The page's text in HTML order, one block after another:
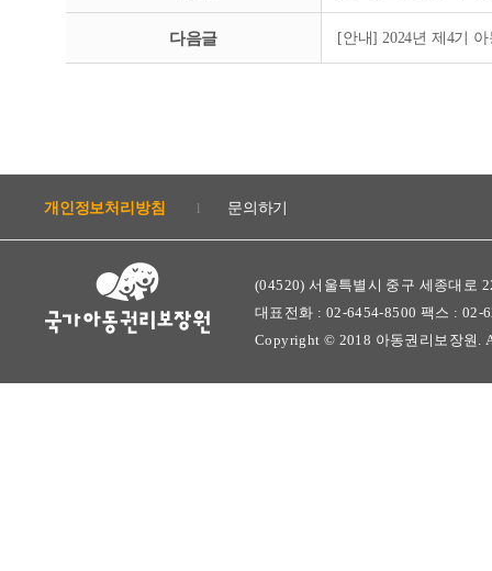
다음글 [안내] 2024년 제4기
개인정보처리방침 문의하기
(04520) 서울특별시 중구 세종대로
대표전화 : 02-6454-8500 팩스 : 02-
Copyright © 2018 아동권리보장원.